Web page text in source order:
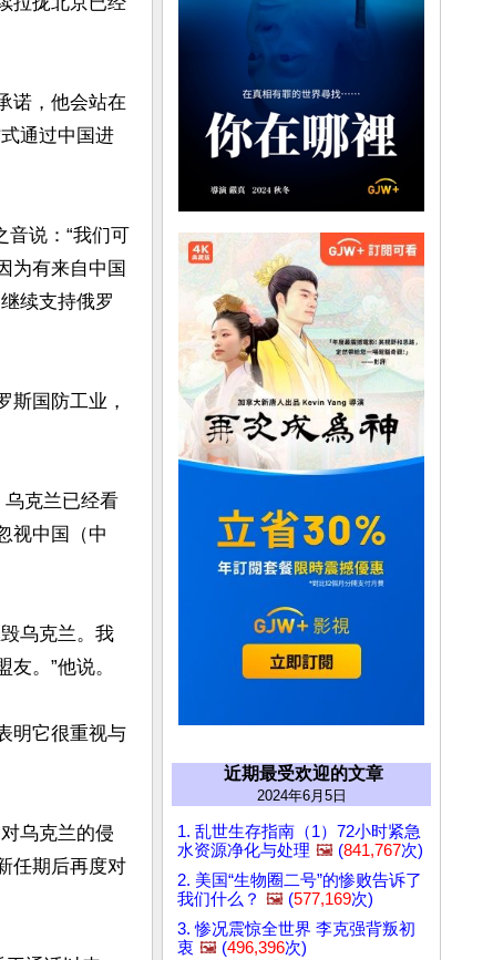
诺，他会站在
通过中国进
音说：“我们可
为有来自中国
续支持俄罗
斯国防工业，
克兰已经看
视中国（中
乌克兰。我
。”他说。
明它很重视与
乌克兰的侵
任期后再度对
近期最受欢迎的文章
2024年6月5日
1. 乱世生存指南（1）72小时紧急
水资源净化与处理 🖼️ (841,767次)
2. 美国“生物圈二号”的惨败告诉了
我们什么？ 🖼️ (577,169次)
3. 惨况震惊全世界 李克强背叛初
衷 🖼️ (496,396次)